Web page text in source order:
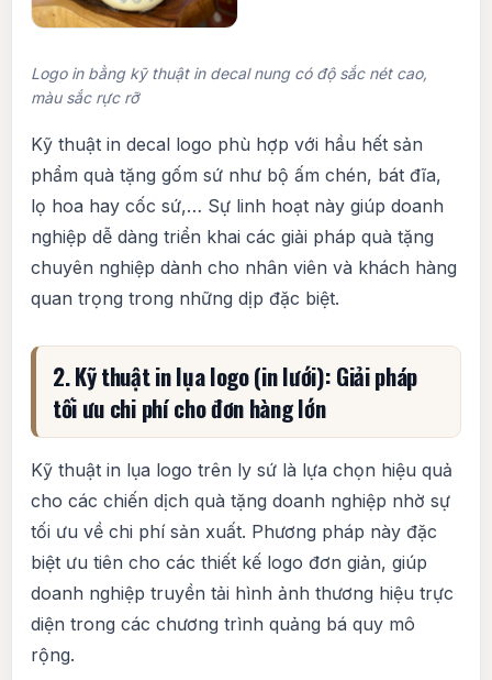
Logo in bằng kỹ thuật in decal nung có độ sắc nét cao,
màu sắc rực rỡ
Kỹ thuật in decal logo phù hợp với hầu hết sản
phẩm quà tặng gốm sứ như bộ ấm chén, bát đĩa,
lọ hoa hay cốc sứ,… Sự linh hoạt này giúp doanh
nghiệp dễ dàng triển khai các giải pháp quà tặng
chuyên nghiệp dành cho nhân viên và khách hàng
quan trọng trong những dịp đặc biệt.
2. Kỹ thuật in lụa logo (in lưới): Giải pháp
tối ưu chi phí cho đơn hàng lớn
Kỹ thuật in lụa logo trên ly sứ là lựa chọn hiệu quả
cho các chiến dịch quà tặng doanh nghiệp nhờ sự
tối ưu về chi phí sản xuất. Phương pháp này đặc
biệt ưu tiên cho các thiết kế logo đơn giản, giúp
doanh nghiệp truyền tải hình ảnh thương hiệu trực
diện trong các chương trình quảng bá quy mô
rộng.